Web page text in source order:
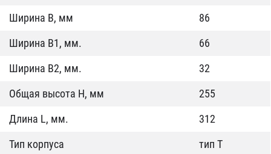
Ширина B, мм
86
Ширина B1, мм.
66
Ширина B2, мм.
32
Общая высота H, мм
255
Длина L, мм.
312
Тип корпуса
тип T